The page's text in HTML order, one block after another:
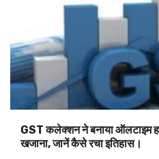
GST कलेक्शन ने बनाया ऑलटाइम
खजाना, जानें कैसे रचा इतिहास।